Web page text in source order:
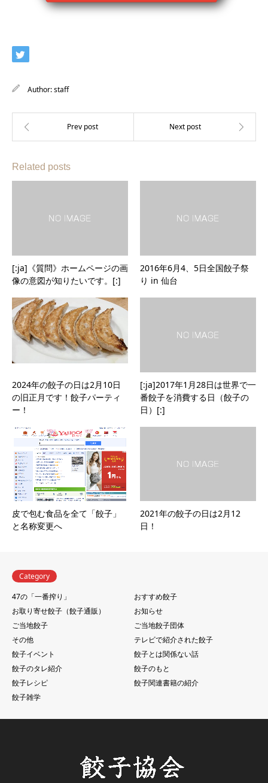
Author:staff
Related posts
[:ja]《質問》ホームページの画
像の意図が知りたいです。[:]
2016年6月4、5日全国餃子祭
り in 仙台
2024年の餃子の日は2月10日
の旧正月です！餃子パーティ
ー！
[:ja]2017年1月28日は世界で一
番餃子を消費する日（餃子の
日）[:]
皮で包む食品を全て「餃子」
と名称変更へ
2021年の餃子の日は2月12
日！
Category
47の「一番搾り」
おすすめ餃子
お取り寄せ餃子（餃子通販）
お知らせ
ご当地餃子
ご当地餃子団体
その他
テレビで紹介された餃子
餃子イベント
餃子とは関係ない話
餃子のタレ紹介
餃子のもと
餃子レシピ
餃子関連書籍の紹介
餃子雑学